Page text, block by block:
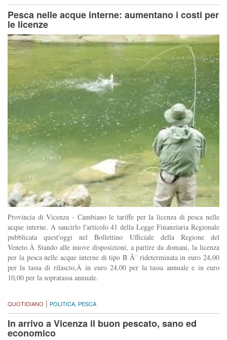
Pesca nelle acque interne: aumentano i costi per
le licenze
Provincia di Vicenza - Cambiano le tariffe per la licenza di pesca nelle
acque interne. A sancirlo l'articolo 41 della Legge Finanziaria Regionale
pubblicata quest'oggi nel Bollettino Ufficiale della Regione del
Veneto.Â Stando alle nuove disposizioni, a partire da domani, la licenza
per la pesca nelle acque interne di tipo B Ã¨ rideterminata in euro 24,00
per la tassa di rilascio,Â in euro 24,00 per la tassa annuale e in euro
10,00 per la sopratassa annuale.
QUOTIDIANO | POLITICA PESCA
In arrivo a Vicenza il buon pescato, sano ed
economico